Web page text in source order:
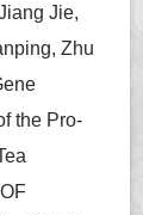
Jie,
Zhu
the Pro-